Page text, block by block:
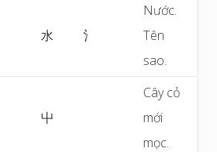
水 氵
Nước.
Tên
sao.
屮
Cây cỏ
mới
mọc.